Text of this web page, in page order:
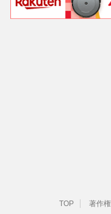
TOP 著作